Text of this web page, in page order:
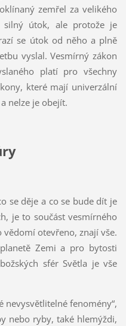
zemřel za velikého
silný útok, ale protože je
se útok od něho a plně
vyslal. Vesmírný zákon
platí pro všechny
které mají univerzální
nelze je obejít.
se děje a co se bude dít je
je to součást vesmírného
otevřeno, znají vše.
Zemi a pro bytosti
sfér Světla je vše
fenomény“,
nebo ryby, také hlemýždi,